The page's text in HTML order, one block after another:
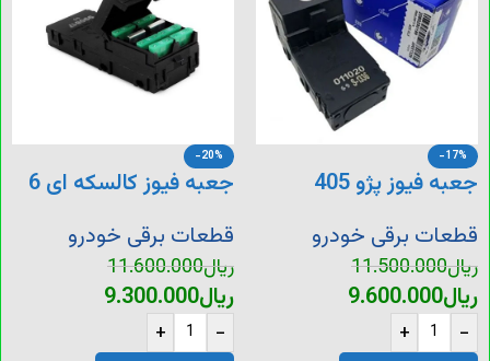
-17%
جعبه فیوز پژو 405
قطعات برقی خودرو
ریال11.500.000
ریال9.600.000
-
+
-20%
جعبه فیوز کالسکه ای 6
قطعات برقی خودرو
ریال11.600.000
ریال9.300.000
-
+